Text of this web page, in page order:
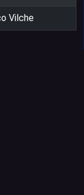
Vilche